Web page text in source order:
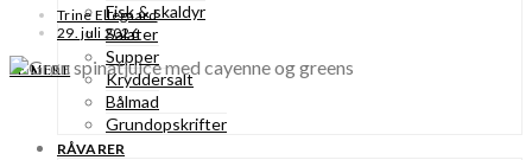
Fisk & skaldyr
Salater
Supper
Kryddersalt
Bålmad
Grundopskrifter
RÅVARER
Trine Ellegaard
29. juli 2026
SE MERE